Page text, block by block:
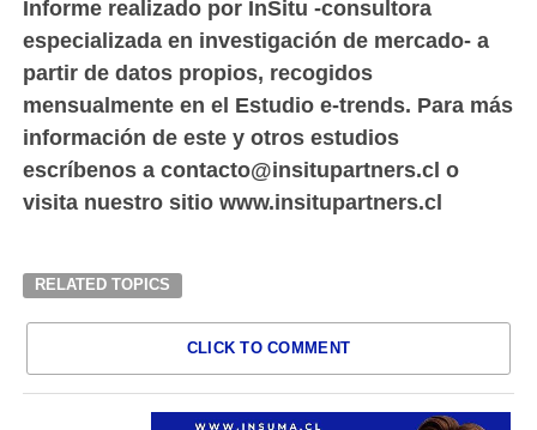
Informe realizado por InSitu -consultora
especializada en investigación de mercado- a
partir de datos propios, recogidos
mensualmente en el Estudio e-trends. Para más
información de este y otros estudios
escríbenos a contacto@insitupartners.cl o
visita nuestro sitio www.insitupartners.cl
RELATED TOPICS
CLICK TO COMMENT